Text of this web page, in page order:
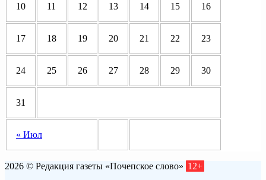
« Июл
10 11 12 13 14 15 16
17 18 19 20 21 22 23
24 25 26 27 28 29 30
31
2026 © Редакция газеты «Почепское слово» 12+